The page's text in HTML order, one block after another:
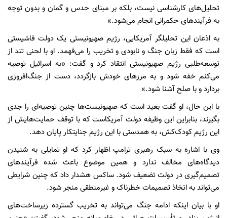
تحلیل‌های کارشناسی نیست، بلکه بر مبنای حدس و گمان و بدون توجه
به فرآیندهای حکمرانی انجام می‌شود.»
به اذعان این تحلیلگر آمریکایی، رژیم صهیونیستی یک دولت فاشیستی
است که فقط زبان جنگ و نابودی و تخریب را می‌فهمد. او با لحنی تند از
توسعه‌طلبی رژیم صهیونیستی انتقاد کرد و گفت: «به اسرائیل توصیه
می‌کنم خفه شود و به مرزهای خودش بازگردد، دست از جنگ‌افروزی
بردارد و با صلح آشنا شود.»
با این حال، او گفت بعید است که صهیونیست‌ها چنین توصیه‌ای را جدی
بگیرند، بنابراین این وظیفه دولت آمریکاست که با توقف حمایت‌هایش از
این رژیم کودک‌کش، به همدستی با این رژیم جنایتکار پایان دهد.
وی با اشاره به سبک رهبری ترامپ اظهار کرد که او تمایلی به شنیدن
دیدگاه‌های مخالف ندارد و همین موضوع باعث شده فرآیندهای
تصمیم‌گیری در دولت تضعیف شود. ساکس هشدار داد که چنین شرایطی
می‌تواند به اتخاذ تصمیمات خطرناک و غیرمنطقی منجر شود.
او با بیان اینکه ادامه جنگ می‌تواند به تخریب گسترده زیرساخت‌های